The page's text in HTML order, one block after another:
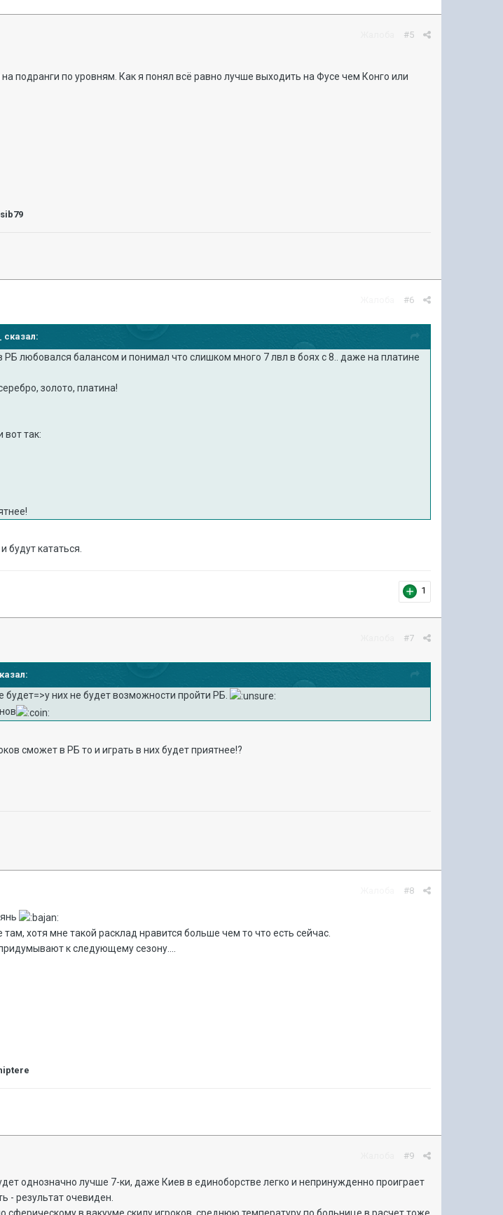
#5
подранги по уровням. Как я понял всё равно лучше выходить на Фусе чем Конго или
#6
сказал:
РБ любовался балансом и понимал что слишком много 7 лвл в боях с 8.. даже на платине
золото, платина!
вот так:
будут кататься.
1
#7
будет=>у них не будет возможности пройти РБ.
сможет в РБ то и играть в них будет приятнее!?
#8
хотя мне такой расклад нравится больше чем то что есть сейчас.
к следующему сезону....
#9
однозначно лучше 7-ки, даже Киев в единоборстве легко и непринужденно проиграет
- результат очевиден.